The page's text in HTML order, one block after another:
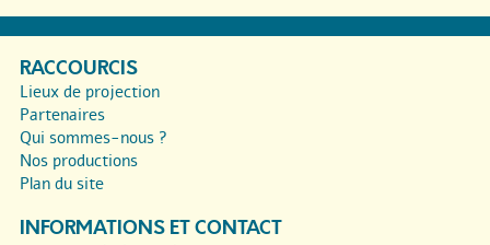
RACCOURCIS
Lieux de projection
Partenaires
Qui sommes-nous ?
Nos productions
Plan du site
INFORMATIONS ET CONTACT